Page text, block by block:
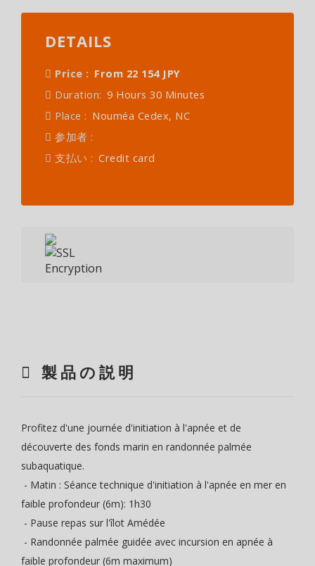
DETAILS
Price : From 22 154 JPY
Duration: 9 Hours 30 Minutes
Place : Nouméa Cedex, NC
参加者 :
支払い : Credit card
製品の説明
Profitez d'une journée d'initiation à l'apnée et de
découverte des fonds marin en randonnée palmée
subaquatique.
- Matin : Séance technique d'initiation à l'apnée en mer en
faible profondeur (6m): 1h30
- Pause repas sur l'îlot Amédée
- Randonnée palmée guidée avec incursion en apnée à
faible profondeur (6m maximum)